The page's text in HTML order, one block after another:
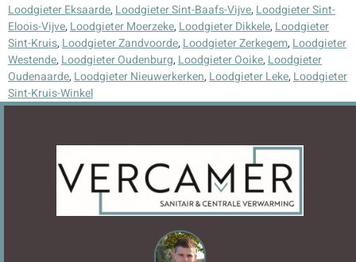
Loodgieter Eksaarde, Loodgieter Sint-Baafs-Vijve, Loodgieter Sint-
Eloois-Vijve, Loodgieter Moerzeke, Loodgieter Dikkele, Loodgieter
Sint-Kruis, Loodgieter Zandvoorde, Loodgieter Zerkegem, Loodgieter
Westende, Loodgieter Oudenburg, Loodgieter Ooike, Loodgieter
Oudenaarde, Loodgieter Nieuwerkerken, Loodgieter Leke, Loodgieter
Sint-Kruis-Winkel